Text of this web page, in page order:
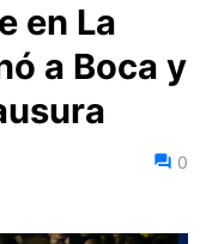
en La
a Boca y
0